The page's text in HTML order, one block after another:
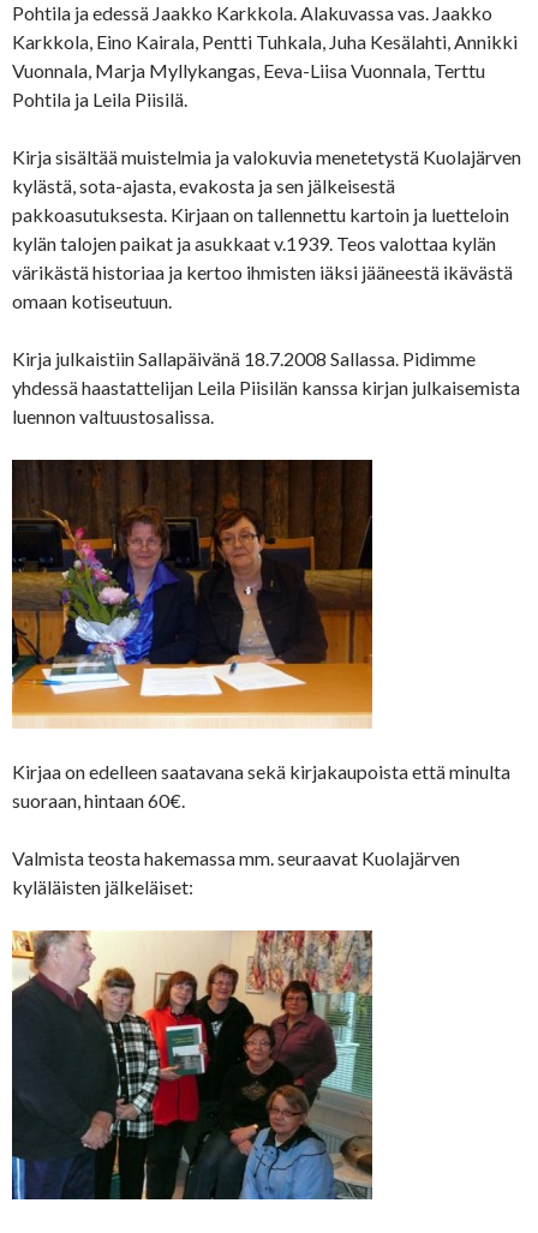
Pohtila ja edessä Jaakko Karkkola. Alakuvassa vas. Jaakko
Karkkola, Eino Kairala, Pentti Tuhkala, Juha Kesälahti, Annikki
Vuonnala, Marja Myllykangas, Eeva-Liisa Vuonnala, Terttu
Pohtila ja Leila Piisilä.
Kirja sisältää muistelmia ja valokuvia menetetystä Kuolajärven
kylästä, sota-ajasta, evakosta ja sen jälkeisestä
pakkoasutuksesta. Kirjaan on tallennettu kartoin ja luetteloin
kylän talojen paikat ja asukkaat v.1939. Teos valottaa kylän
värikästä historiaa ja kertoo ihmisten iäksi jääneestä ikävästä
omaan kotiseutuun.
Kirja julkaistiin Sallapäivänä 18.7.2008 Sallassa. Pidimme
yhdessä haastattelijan Leila Piisilän kanssa kirjan julkaisemista
luennon valtuustosalissa.
Kirjaa on edelleen saatavana sekä kirjakaupoista että minulta
suoraan, hintaan 60€.
Valmista teosta hakemassa mm. seuraavat Kuolajärven
kyläläisten jälkeläiset: